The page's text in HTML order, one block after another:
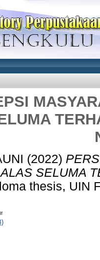
(2022)
SELUMA
thesis, UIN